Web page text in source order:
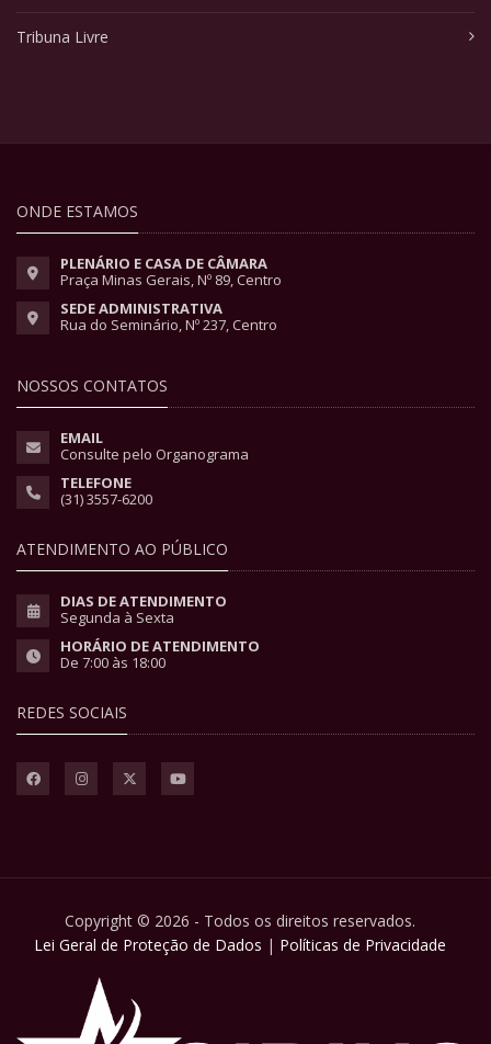
Tribuna Livre
ONDE ESTAMOS
PLENÁRIO E CASA DE CÂMARA
Praça Minas Gerais, Nº 89, Centro
SEDE ADMINISTRATIVA
Rua do Seminário, Nº 237, Centro
NOSSOS CONTATOS
EMAIL
Consulte pelo Organograma
TELEFONE
(31) 3557-6200
ATENDIMENTO AO PÚBLICO
DIAS DE ATENDIMENTO
Segunda à Sexta
HORÁRIO DE ATENDIMENTO
De 7:00 às 18:00
REDES SOCIAIS
Copyright © 2026 - Todos os direitos reservados.
Lei Geral de Proteção de Dados | Políticas de Privacidade